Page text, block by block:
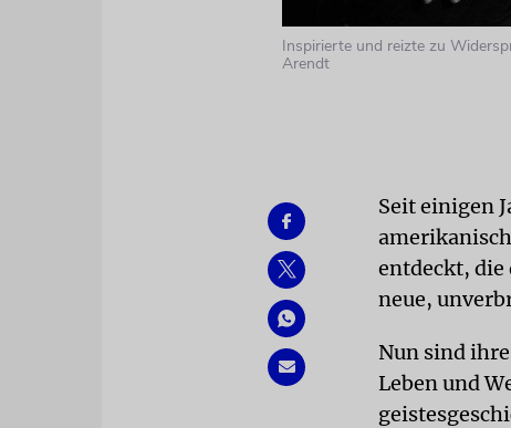
Inspirierte und reizte zu
Arendt
Seit einigen
entdeckt, die
neue,
Nun sind
Leben und